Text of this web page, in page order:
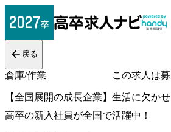
戻る
倉庫/作業 この求人は
【全国展開の成長企業】生活に欠か
高卒の新入社員が全国で活躍中！